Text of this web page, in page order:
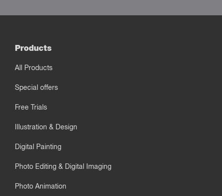
Products
All Products
Special offers
Free Trials
Illustration & Design
Digital Painting
Photo Editing & Digital Imaging
Photo Animation